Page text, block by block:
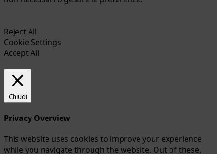
Reject All
Cookie Settings
Accept All
Chiudi
Privacy Overview
This website uses cookies to improve your experience
while you navigate through the website. Out of these,